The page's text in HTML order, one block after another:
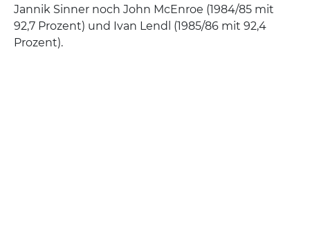
Jannik Sinner noch John McEnroe (1984/85 mit
92,7 Prozent) und Ivan Lendl (1985/86 mit 92,4
Prozent).